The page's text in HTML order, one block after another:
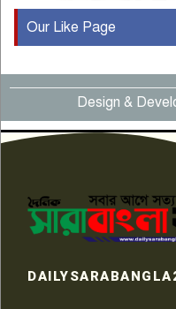
৫
৬
৭
Our Like Page
Design &